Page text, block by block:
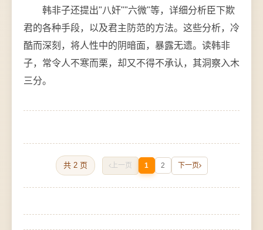
韩非子还提出"八奸""六微"等，详细分析臣下欺
君的各种手段，以及君主防范的方法。这些分析，冷
酷而深刻，将人性中的阴暗面，暴露无遗。读韩非
子，常令人不寒而栗，却又不得不承认，其洞察入木
三分。
共 2 页 上一页 1 2 下一页